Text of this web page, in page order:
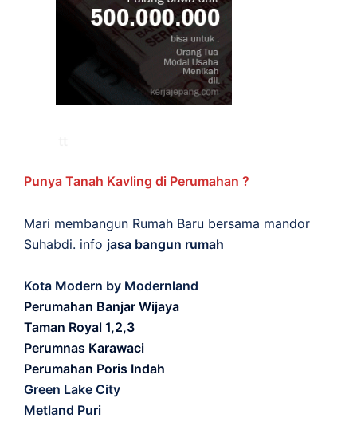
Punya Tanah Kavling di Perumahan ?
Mari membangun Rumah Baru bersama mandor
Suhabdi. info jasa bangun rumah
Kota Modern by Modernland
Perumahan Banjar Wijaya
Taman Royal 1,2,3
Perumnas Karawaci
Perumahan Poris Indah
Green Lake City
Metland Puri